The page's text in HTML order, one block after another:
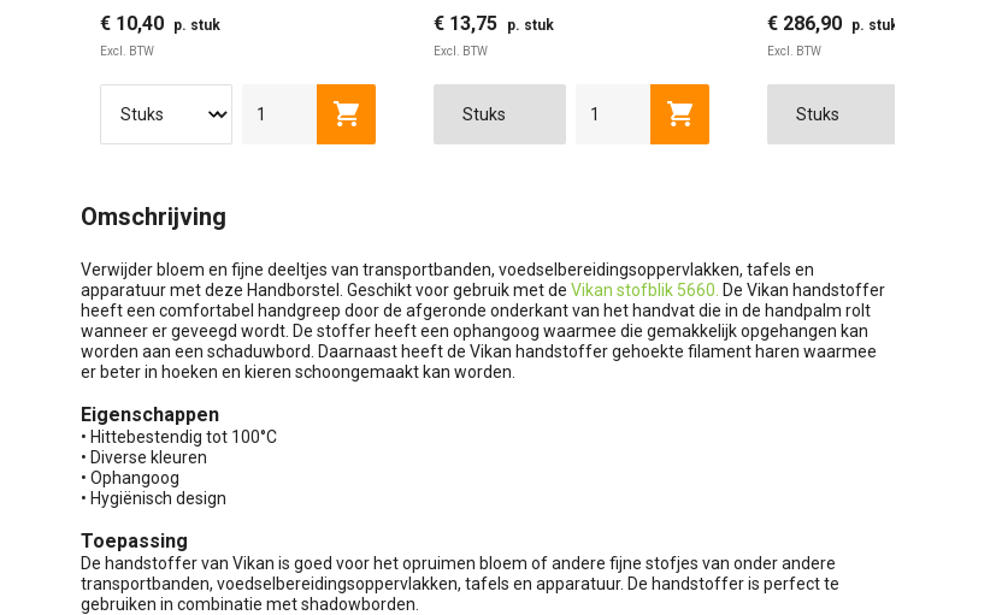
€ 10,40 p. stuk
Excl. BTW
Toevoegen aan winkelwagen
€ 13,75 p. stuk
Excl. BTW
48 MM 305 MM 462 MM
Toevoegen aan winkelwagen
€ 286,90 p. stuk
Excl. BTW
Omschrijving
Verwijder bloem en fijne deeltjes van transportbanden, voedselbereidingsoppervlakken, tafels en
apparatuur met deze Handborstel. Geschikt voor gebruik met de Vikan stofblik 5660. De Vikan handstoffer
heeft een comfortabel handgreep door de afgeronde onderkant van het handvat die in de handpalm rolt
wanneer er geveegd wordt. De stoffer heeft een ophangoog waarmee die gemakkelijk opgehangen kan
worden aan een schaduwbord. Daarnaast heeft de Vikan handstoffer gehoekte filament haren waarmee
er beter in hoeken en kieren schoongemaakt kan worden.
Eigenschappen
• Hittebestendig tot 100°C
• Diverse kleuren
• Ophangoog
• Hygiënisch design
Toepassing
De handstoffer van Vikan is goed voor het opruimen bloem of andere fijne stofjes van onder andere
transportbanden, voedselbereidingsoppervlakken, tafels en apparatuur. De handstoffer is perfect te
gebruiken in combinatie met shadowborden.